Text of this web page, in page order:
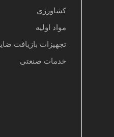
کشاورزی
مواد اولیه
تجهیزات بازیافت
خدمات صنعتی